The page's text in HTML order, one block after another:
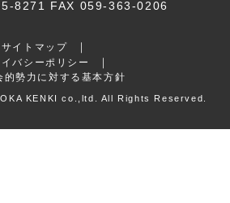
8271 FAX 059-363-0206
サイトマップ
バシーポリシー
的勢力に対する基本方針
KENKI co.,ltd. All Rights Reserved.